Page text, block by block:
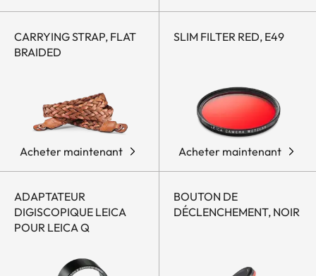
CARRYING STRAP, FLAT
BRAIDED
Acheter maintenant
SLIM FILTER RED, E49
Acheter maintenant
ADAPTATEUR
DIGISCOPIQUE LEICA
POUR LEICA Q
BOUTON DE
DÉCLENCHEMENT, NOIR